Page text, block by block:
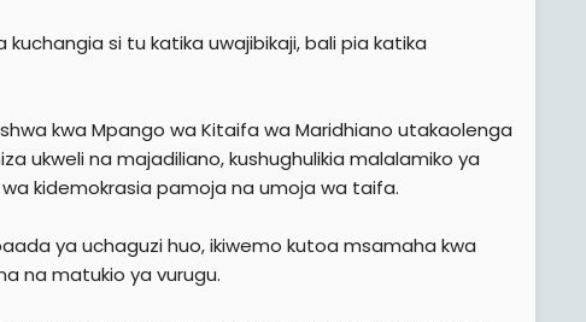
si tu katika uwajibikaji, bali pia katika
kwa Mpango wa Kitaifa wa Maridhiano utakaolenga
ukweli na majadiliano, kushughulikia malalamiko ya
kidemokrasia pamoja na umoja wa taifa.
ya uchaguzi huo, ikiwemo kutoa msamaha kwa
na matukio ya vurugu.